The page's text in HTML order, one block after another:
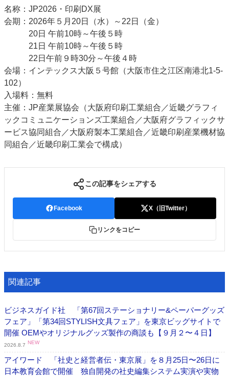
名称：JP2026・印刷DX展
会期：2026年５月20日（水）～22日（金）
20日 午前10時～午後５時
21日 午前10時～午後５時
22日午前９時30分～午後４時
会場：インテックス大阪５号館（大阪市住之江区南港北1-5-
102）
入場料：無料
主催：JP産業展協会（大阪府印刷工業組合／近畿グラフィ
ックコミュニケーションズ工業組合／大阪府グラフィックサ
ービス協同組合／大阪府製本工業組合／近畿印刷産業機材協
同組合／近畿印刷工業会で構成）
この記事をシェアする
Facebook X（旧Twitter）
リンクをコピー
関連記事
ビジネスガイド社 「第67回ステーショナリー&ペーパーグッズ
フェア」「第34回STYLISH文具フェア」を東京ビッグサイトで
開催 OEMやオリジナルグッズ製作の商談も【９月２〜４日】
2026.8.7 NEW
アイワード 「社史と経営者伝・東京展」を８月25日〜26日に
日本教育会館で開催 独自開発の社史編集システム実演や実物